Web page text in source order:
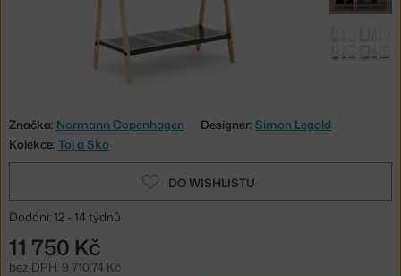
Značka: Normann Copenhagen Designer: Simon Legald
Kolekce: Toj a Sko
DO WISHLISTU
Dodání: 12 - 14 týdnů
11 750 Kč
bez DPH: 9 710,74 Kč